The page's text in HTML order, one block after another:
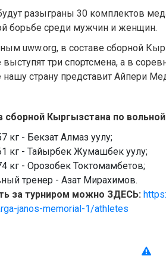
разыграны 30 комплектов
борьбе среди мужчин и женщин.
uww.org, в составе сборной
выступят три спортсмена, а в
нашу страну представит Айпери
сборной Кыргызстана по
кг - Бекзат Алмаз уулу;
кг - Тайырбек Жумашбек уулу;
кг - Орозобек Токтомамбетов;
тренер - Азат Мирахимов.
за турниром можно ЗДЕСЬ:
janos-memorial-1/athletes